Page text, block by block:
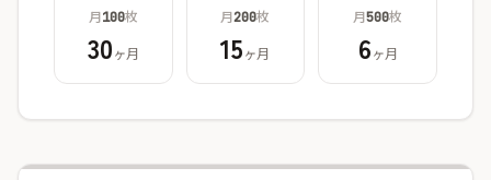
月100枚
30ヶ月
月200枚
15ヶ月
月500枚
6ヶ月